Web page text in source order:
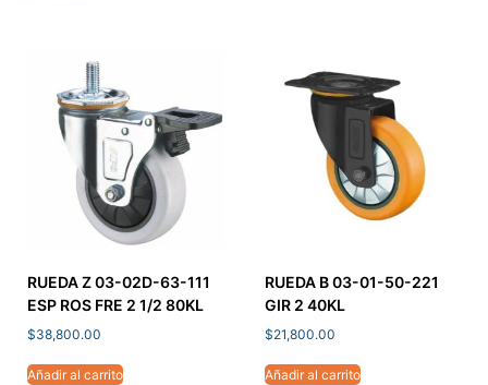
RUEDA Z 03-02D-63-111
ESP ROS FRE 2 1/2 80KL
$38,800.00
Añadir al carrito
RUEDA B 03-01-50-221
GIR 2 40KL
$21,800.00
Añadir al carrito